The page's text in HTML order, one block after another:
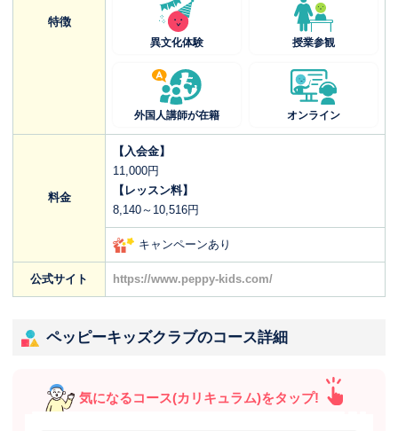
特徴
異文化体験 授業参観
外国人講師が在籍 オンライン
料金
【入会金】
11,000円
【レッスン料】
8,140～10,516円
キャンペーンあり
公式サイト https://www.peppy-kids.com/
ペッピーキッズクラブのコース詳細
気になるコース(カリキュラム)をタップ!